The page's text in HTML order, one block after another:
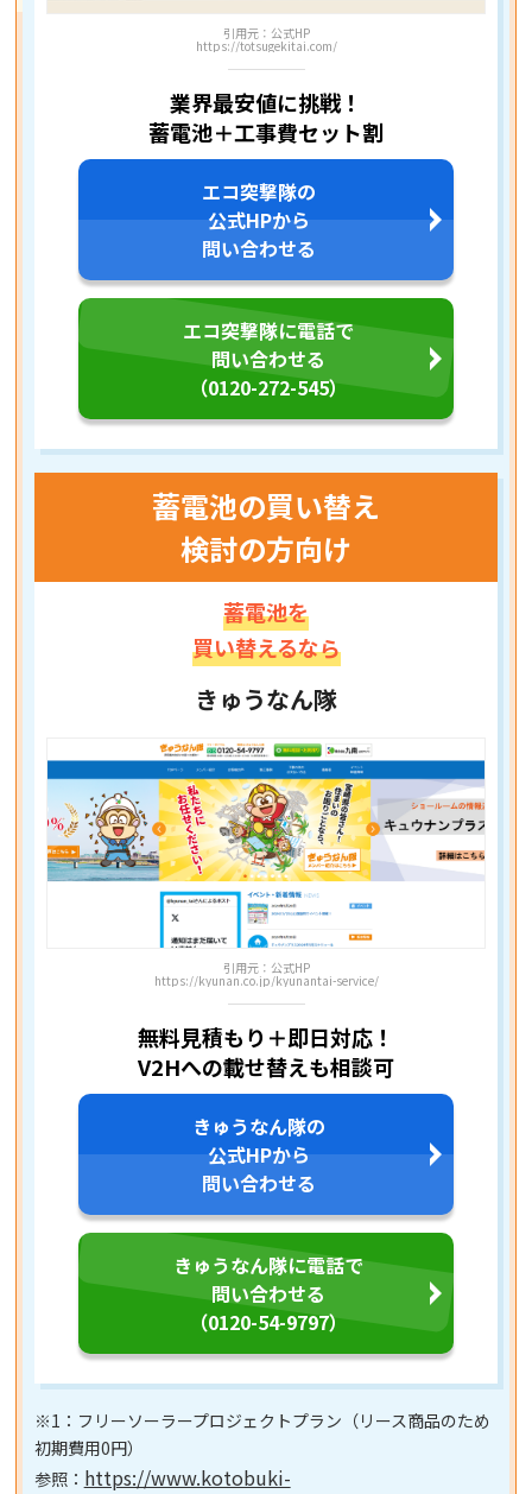
引用元：公式HP
https://totsugekitai.com/
業界最安値に挑戦！
蓄電池＋工事費セット割
エコ突撃隊の
公式HPから
問い合わせる
エコ突撃隊に電話で
問い合わせる
（0120-272-545）
蓄電池の買い替え
検討の方向け
蓄電池を
買い替えるなら
きゅうなん隊
引用元：公式HP
https://kyunan.co.jp/kyunantai-service/
無料見積もり＋即日対応！
V2Hへの載せ替えも相談可
きゅうなん隊の
公式HPから
問い合わせる
きゅうなん隊に電話で
問い合わせる
（0120-54-9797）
※1：フリーソーラープロジェクトプラン（リース商品のため
初期費用0円）
参照： https://www.kotobuki-